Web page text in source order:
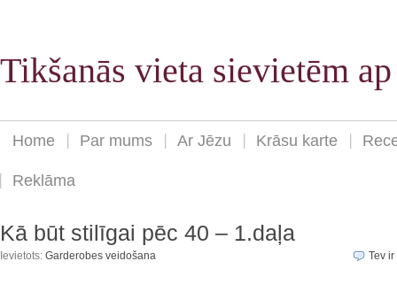
Tikšanās vieta sievietēm
Home Par mums Ar Jēzu Krāsu karte
Reklāma
Kā būt stilīgai pēc 40 – 1.daļa
Ievietots: Garderobes veidošana Tev ir